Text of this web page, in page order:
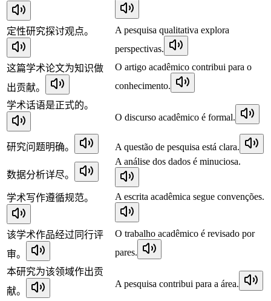
定性研究探讨观点。
A pesquisa qualitativa explora
perspectivas.
这篇学术论文为知识做
出贡献。
O artigo acadêmico contribui para o
conhecimento.
学术话语是正式的。
O discurso acadêmico é formal.
研究问题明确。 A questão de pesquisa está clara.
数据分析详尽。
A análise dos dados é minuciosa.
学术写作遵循规范。 A escrita acadêmica segue convenções.
该学术作品经过同行评
审。
O trabalho acadêmico é revisado por
pares.
本研究为该领域作出贡
献。
A pesquisa contribui para a área.